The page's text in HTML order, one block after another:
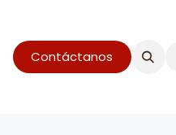
Pack de Cumpleaños
Contáctanos​​